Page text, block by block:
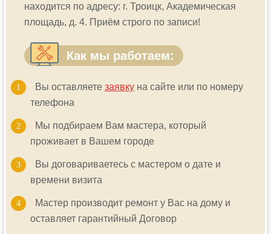
находится по адресу: г. Троицк, Академическая
площадь, д. 4. Приём строго по записи!
Как мы работаем:
Вы оставляете заявку на сайте или по номеру
телефона
Мы подбираем Вам мастера, который
проживает в Вашем городе
Вы договариваетесь с мастером о дате и
времени визита
Мастер производит ремонт у Вас на дому и
оставляет гарантийный Договор